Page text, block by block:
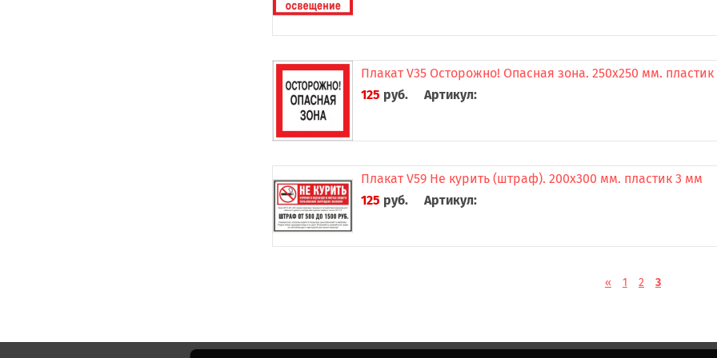
Плакат V35 Осторожно! Опасная зона. 250x250 мм. пластик
125 руб. Артикул:
Плакат V59 Не курить (штраф). 200x300 мм. пластик 3 мм
125 руб. Артикул:
« 1 2 3